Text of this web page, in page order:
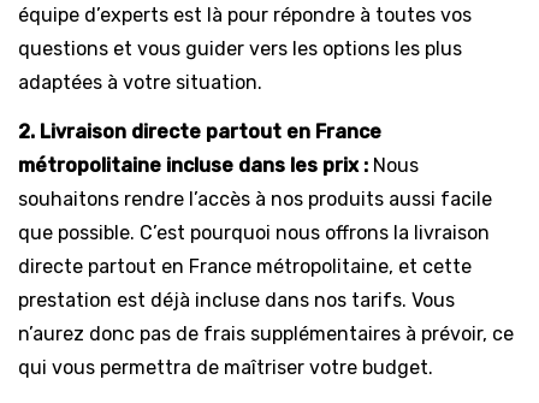
équipe d’experts est là pour répondre à toutes vos
questions et vous guider vers les options les plus
adaptées à votre situation.
2. Livraison directe partout en France
métropolitaine incluse dans les prix : Nous
souhaitons rendre l’accès à nos produits aussi facile
que possible. C’est pourquoi nous offrons la livraison
directe partout en France métropolitaine, et cette
prestation est déjà incluse dans nos tarifs. Vous
n’aurez donc pas de frais supplémentaires à prévoir, ce
qui vous permettra de maîtriser votre budget.